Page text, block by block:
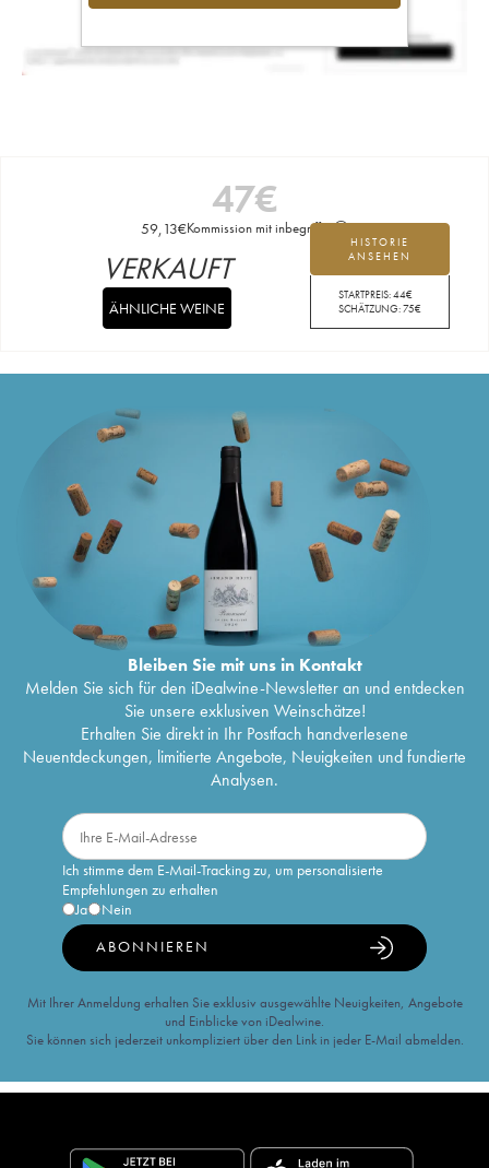
47€
59,13€Kommission mit inbegriffen
HISTORIE
ANSEHEN
STARTPREIS:44€
SCHÄTZUNG:75€
VERKAUFT
ÄHNLICHE WEINE
Bleiben Sie mit uns in Kontakt
Melden Sie sich für den iDealwine-Newsletter an und entdecken
Sie unsere exklusiven Weinschätze!
Erhalten Sie direkt in Ihr Postfach handverlesene
Neuentdeckungen, limitierte Angebote, Neuigkeiten und fundierte
Analysen.
Ich stimme dem E-Mail-Tracking zu, um personalisierte
Empfehlungen zu erhalten
Ja
Nein
ABONNIEREN
Mit Ihrer Anmeldung erhalten Sie exklusiv ausgewählte Neuigkeiten, Angebote
und Einblicke von iDealwine.
Sie können sich jederzeit unkompliziert über den Link in jeder E-Mail abmelden.